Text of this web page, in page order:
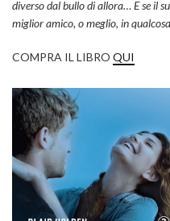
diverso dal bullo di allora… E se il
miglior amico, o meglio, in
COMPRA IL LIBRO QUI